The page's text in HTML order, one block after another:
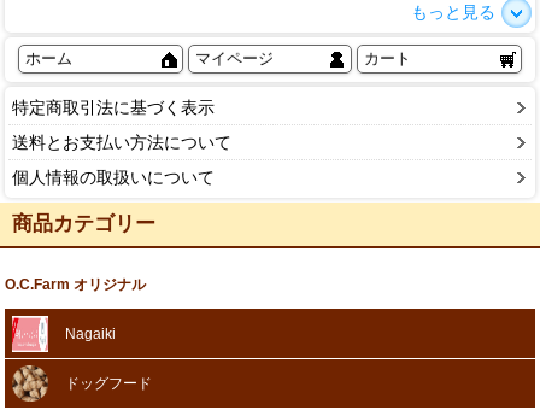
もっと見る
ホーム マイページ カート
特定商取引法に基づく表示
送料とお支払い方法について
個人情報の取扱いについて
商品カテゴリー
O.C.Farm オリジナル
Nagaiki
ドッグフード